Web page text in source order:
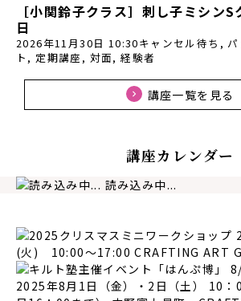
［小関鈴子クラス］刺し子ミシン
日
2026年11月30日 10:30キャンセル待ち ,
ト , 定期講座 , 対面,経験者
講座一覧を見る
講座カレンダー
読み込み中...